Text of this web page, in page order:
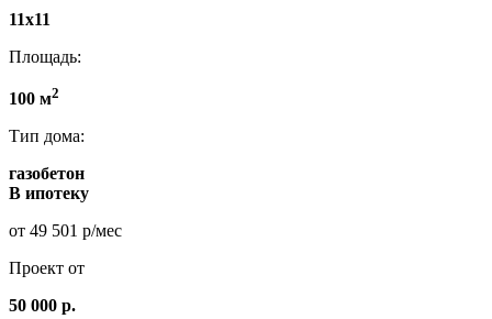
11x11
Площадь:
100 м2
Тип дома:
газобетон
В ипотеку
от 49 501 р/мес
Проект от
50 000 р.